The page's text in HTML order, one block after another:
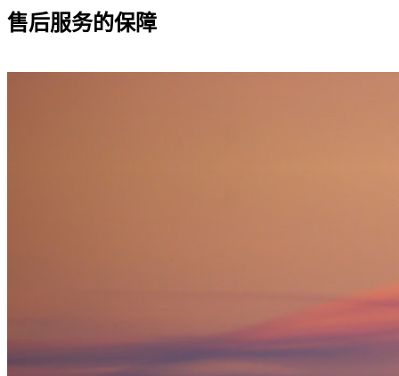
售后服务的保障